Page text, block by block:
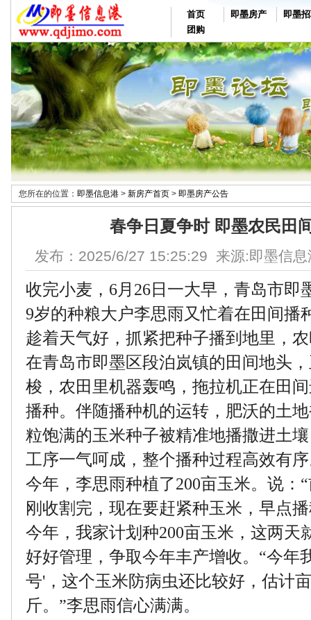
首页 即墨房产
即墨
团购
您所在的位置： 即墨信息港 > 新房产首页 > 即墨房产公告
春争日夏争时 即墨农民田
发布：2025/6/27 15:25:29 来源:即墨信
收完小麦，6月26日一大早，青岛市即
9岁的种粮大户李思雨又忙着在田间播
趁着天气好，抓紧把种子播到地里，
在青岛市即墨区段泊岚镇的田间地头
梭，农田里机器轰鸣，拖拉机正在田
播种。伴随播种机的运转，肥沃的土
粒饱满的玉米种子被精准地播撒进土
工序一气呵成，整个播种过程高效有
今年，李思雨种植了200亩玉米。说：
刚收割完，现在要赶紧种玉米，早点
今年，我家计划种200亩玉米，这两天
好好管理，争取今年丰产增收。“今年
号'，这个玉米防病虫还比较好，估计
斤。”李思雨信心满满。